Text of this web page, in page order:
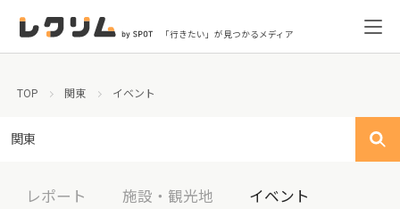
「行きたい」が見つかるメディア
TOP 関東 イベント
関東
レポート 施設・観光地 イベント